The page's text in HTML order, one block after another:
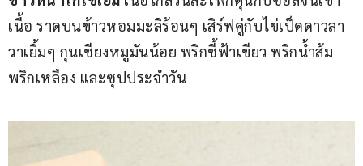
เนื้อ ราดบนข้าวหอมมะลิร้อนๆ เสิร์ฟคู่กับไข่เป็ดดาวลา
วาเยิ้มๆ กุนเชียงหมูมันน้อย พริกชี้ฟ้าเขียว พริกน้ำส้ม
พริกเหลือง และซุปประจำวัน